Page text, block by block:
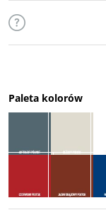
Paleta kolorów